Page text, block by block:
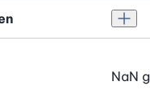
NaN g